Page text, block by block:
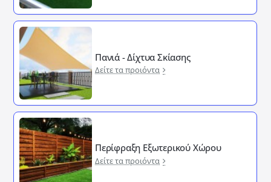
Πανιά - Δίχτυα Σκίασης
Δείτε τα προιόντα
Περίφραξη Εξωτερικού Χώρου
Δείτε τα προιόντα